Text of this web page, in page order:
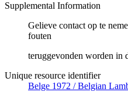
Supplemental Information
Gelieve contact op te
fouten
teruggevonden worden in
Unique resource identifier
Belge 1972 / Belgian